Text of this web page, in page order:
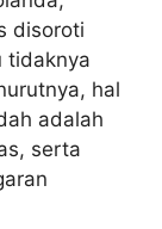
disoroti
tidaknya
hal
adalah
serta